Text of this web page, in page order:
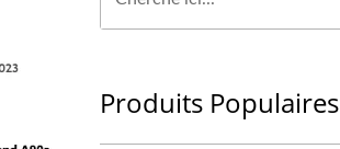
Produits Populaires